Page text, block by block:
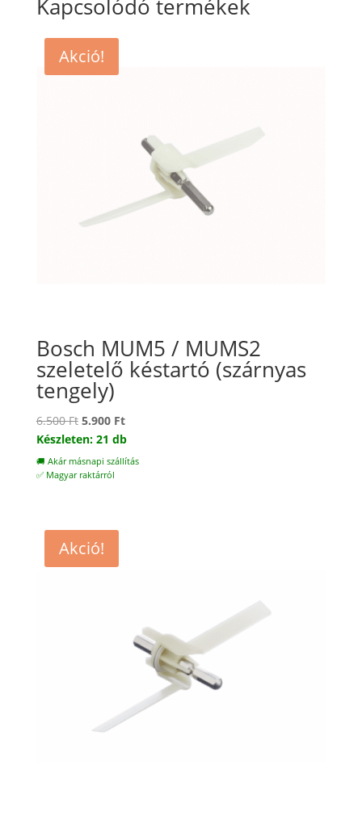
Kapcsolódó termékek
Akció!
Bosch MUM5 / MUMS2
szeletelő késtartó (szárnyas
tengely)
6.500Ft Original
price
was:
6.500 Ft.
5.900 FtCurrent
price
is:
Készleten: 21 db
🚚 Akár másnapi szállítás
✅ Magyar raktárról
Akció!